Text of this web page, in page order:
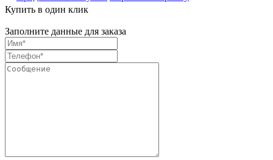
Купить в один клик
Заполните данные для заказа